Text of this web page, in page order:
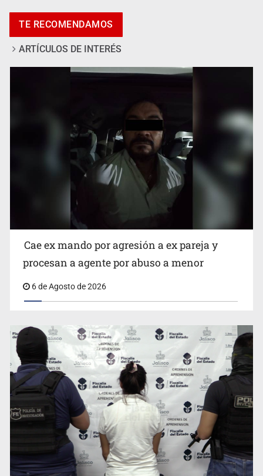
Que el IPEJAL encabece la lista de deudores en Jalisco
es un “foco rojo” de gran magnitud: Economista
Critican inoperancia de la ASEJ para recuperar fondos
públicos
TE RECOMENDAMOS
ARTÍCULOS DE INTERÉS
Cae ex mando por agresión a ex pareja y
procesan a agente por abuso a menor
6 de Agosto de 2026